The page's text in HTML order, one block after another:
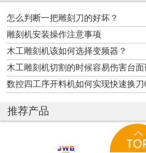
怎么判断一把雕刻刀的好坏？
雕刻机安装操作注意事项
木工雕刻机该如何选择变频器？
木工雕刻机切割的时候容易伤害台面
数控四工序开料机如何实现快速换刀
推荐产品